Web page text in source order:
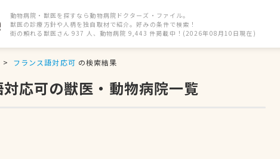
動物病院・獣医を探すなら動物病院ドクターズ・ファイル。
獣医の診療方針や人柄を独自取材で紹介。好みの条件で検索！
街の頼れる獣医さん 937 人、動物病院 9,443 件掲載中！(2026年08月10日現在)
フランス語対応可 の検索結果
応可の獣医・動物病院一覧